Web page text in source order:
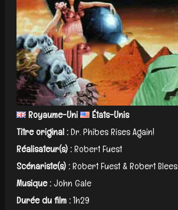
Royaume-Uni
États-Unis
Titre original :Dr. Phibes Rises Again!
Réalisateur(s) :Robert Fuest
Scénariste(s) :Robert Fuest & Robert Blees
Musique :John Gale
Durée du film :1h29